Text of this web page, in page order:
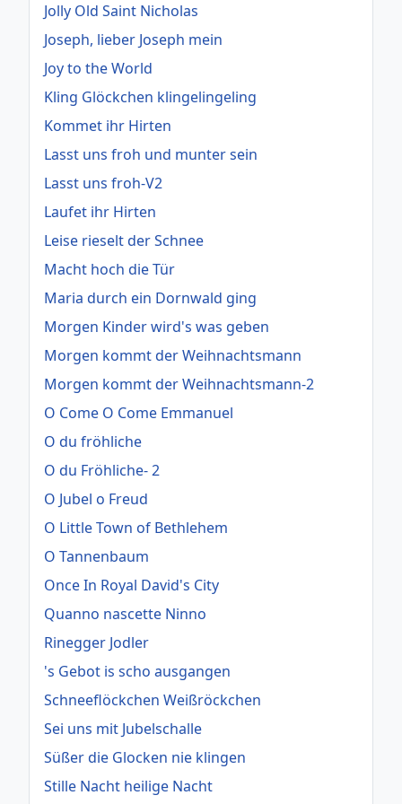
Jolly Old Saint Nicholas
Joseph, lieber Joseph mein
Joy to the World
Kling Glöckchen klingelingeling
Kommet ihr Hirten
Lasst uns froh und munter sein
Lasst uns froh-V2
Laufet ihr Hirten
Leise rieselt der Schnee
Macht hoch die Tür
Maria durch ein Dornwald ging
Morgen Kinder wird's was geben
Morgen kommt der Weihnachtsmann
Morgen kommt der Weihnachtsmann-2
O Come O Come Emmanuel
O du fröhliche
O du Fröhliche- 2
O Jubel o Freud
O Little Town of Bethlehem
O Tannenbaum
Once In Royal David's City
Quanno nascette Ninno
Rinegger Jodler
's Gebot is scho ausgangen
Schneeflöckchen Weißröckchen
Sei uns mit Jubelschalle
Süßer die Glocken nie klingen
Stille Nacht heilige Nacht